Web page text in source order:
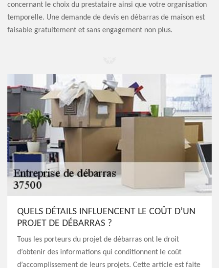
concernant le choix du prestataire ainsi que votre organisation
temporelle. Une demande de devis en débarras de maison est
faisable gratuitement et sans engagement non plus.
QUELS DÉTAILS INFLUENCENT LE COÛT D’UN
PROJET DE DÉBARRAS ?
Tous les porteurs du projet de débarras ont le droit
d’obtenir des informations qui conditionnent le coût
d’accomplissement de leurs projets. Cette article est faite